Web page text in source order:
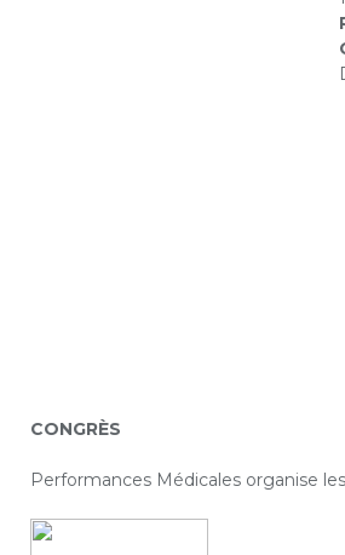
CONGRÈS
Performances Médicales organise